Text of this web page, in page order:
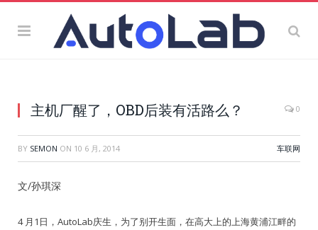
主机厂醒了，OBD后装有活路么？ 0
BY SEMON ON 10 6 月, 2014 车联网
文/孙琪深
4 月1日，AutoLab庆生，为了别开生面，在高大上的上海黄浦江畔的